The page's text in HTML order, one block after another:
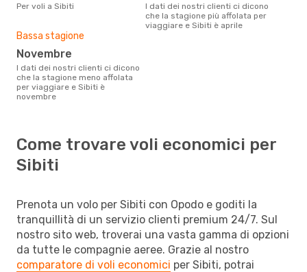
Per voli a Sibiti
I dati dei nostri clienti ci dicono
che la stagione più affolata per
viaggiare e Sibiti è aprile
Bassa stagione
novembre
I dati dei nostri clienti ci dicono
che la stagione meno affolata
per viaggiare e Sibiti è
novembre
Come trovare voli economici per
Sibiti
Prenota un volo per Sibiti con Opodo e goditi la
tranquillità di un servizio clienti premium 24/7. Sul
nostro sito web, troverai una vasta gamma di opzioni
da tutte le compagnie aeree. Grazie al nostro
comparatore di voli economici per Sibiti, potrai